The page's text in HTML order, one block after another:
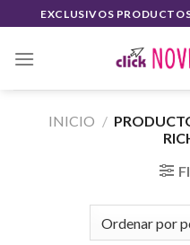
al
contenido
EXCLUSIVOS
INICIO /